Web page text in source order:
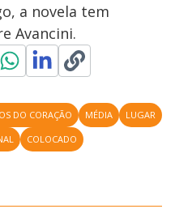
a novela tem
Avancini.
DO CORAÇÃO MÉDIA
LUGAR
COLOCADO